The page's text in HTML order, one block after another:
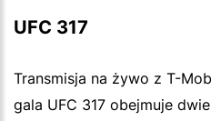
UFC 317
Transmisja na żywo z T-
gala UFC 317 obejmuje